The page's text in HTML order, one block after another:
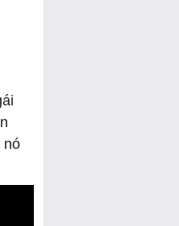
nó